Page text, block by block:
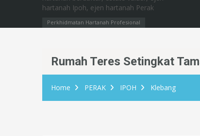
Perkhidmatan Hartanah Profesional
Rumah Teres Setingkat
Home PERAK IPOH Klebang